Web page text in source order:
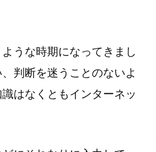
うな時期になってきまし
判断を迷うことのないよ
はなくともインターネッ